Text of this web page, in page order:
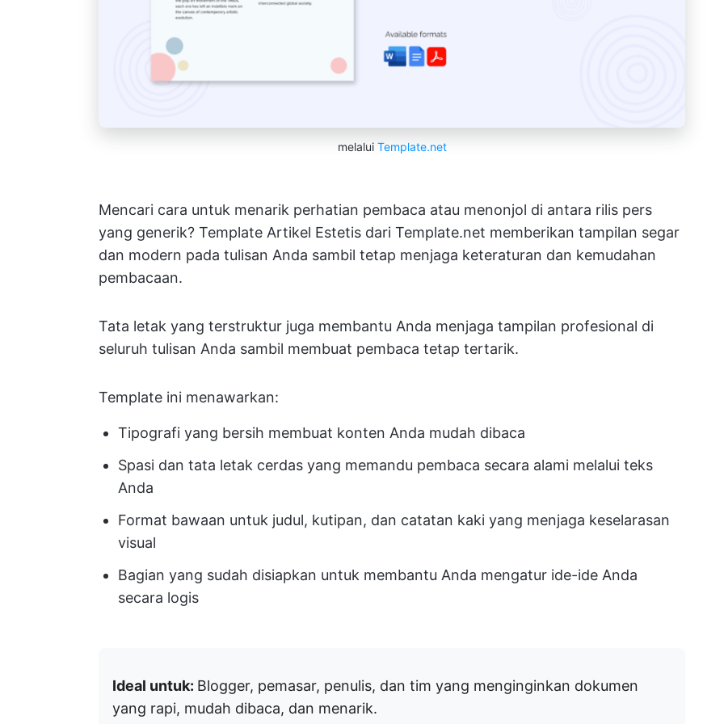
melalui Template.net
Mencari cara untuk menarik perhatian pembaca atau menonjol di antara rilis pers
yang generik? Template Artikel Estetis dari Template.net memberikan tampilan segar
dan modern pada tulisan Anda sambil tetap menjaga keteraturan dan kemudahan
pembacaan.
Tata letak yang terstruktur juga membantu Anda menjaga tampilan profesional di
seluruh tulisan Anda sambil membuat pembaca tetap tertarik.
Template ini menawarkan:
Tipografi yang bersih membuat konten Anda mudah dibaca
Spasi dan tata letak cerdas yang memandu pembaca secara alami melalui teks
Anda
Format bawaan untuk judul, kutipan, dan catatan kaki yang menjaga keselarasan
visual
Bagian yang sudah disiapkan untuk membantu Anda mengatur ide-ide Anda
secara logis
Ideal untuk: Blogger, pemasar, penulis, dan tim yang menginginkan dokumen
yang rapi, mudah dibaca, dan menarik.